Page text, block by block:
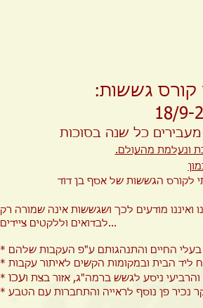
קורס גששות:
ונעלמת מהעולם.
מודעים לכך ושגששות אינה שמורה רק
לבדואים וללקטים ציידים...
והרביעי ניסע לגשש ברמה"ג, אזור בצת ועכו